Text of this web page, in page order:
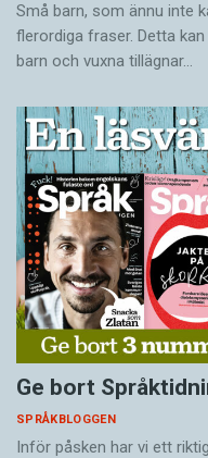
Små barn, som ännu inte
flerordiga fraser. Detta
barn och vuxna tillägnar…
Ge bort
SPRÅKBLOGGEN
Inför påsken har vi ett